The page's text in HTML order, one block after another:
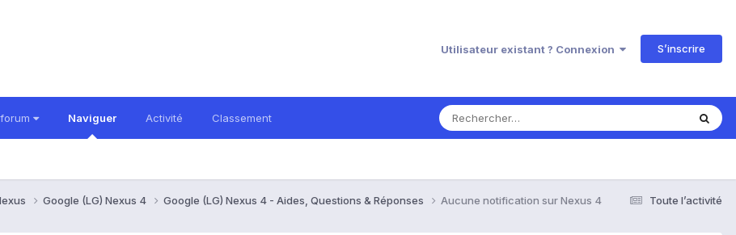
Utilisateur existant ? Connexion S’inscrire
Naviguer Activité Classement
Toute l’activité
Google (LG) Nexus 4 Google (LG) Nexus 4 - Aides, Questions & Réponses Aucune notification sur Nexus 4